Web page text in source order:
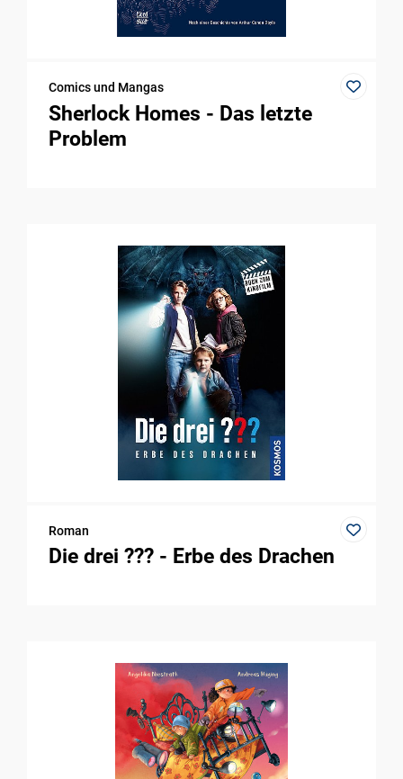
Comics und Mangas
Sherlock Homes - Das letzte
Problem
Roman
Die drei ??? - Erbe des Drachen